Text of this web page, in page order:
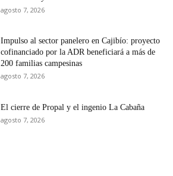
agosto 7, 2026
Impulso al sector panelero en Cajibío: proyecto
cofinanciado por la ADR beneficiará a más de
200 familias campesinas
agosto 7, 2026
El cierre de Propal y el ingenio La Cabaña
agosto 7, 2026